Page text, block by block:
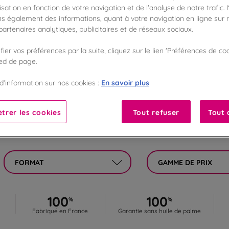
ANTIBES
chocolats disponibles dans la boutique De Neuville de
sérénité. Coffrets cadeaux, spécialités chocolatées et
attendent en magasin.
FORMAT GAMME DE PRIX
100%
Fabriqué en France 100%
Garantie sans huile de palme
en fonction de votre navigation et de l'analyse de notre trafic.
également des informations, quant à votre navigation en ligne sur
analytiques, publicitaires et de réseaux sociaux.
vos préférences par la suite, cliquez sur le lien 'Préférences de
de page.
sur nos cookies : En savoir plus
les cookies Tout refuser Tout